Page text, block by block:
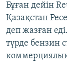
Бұған дейін
Қазақстан
деп жазған
түрде бензин